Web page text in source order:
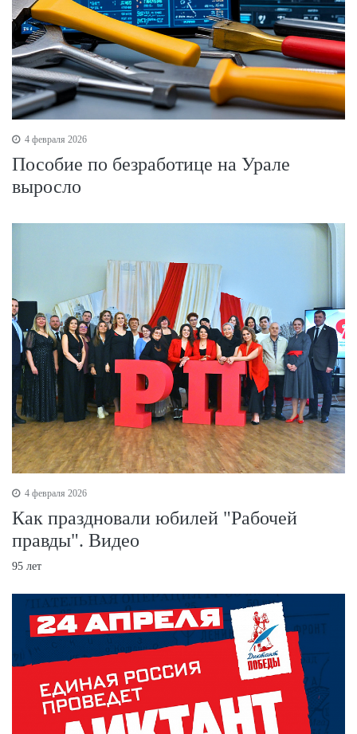
4 февраля 2026
Пособие по безработице на Урале
выросло
4 февраля 2026
Как праздновали юбилей "Рабочей
правды". Видео
95 лет